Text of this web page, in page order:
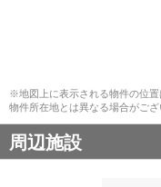
※地図上に表示される物件の位
物件所在地とは異なる場合がござ
周辺施設